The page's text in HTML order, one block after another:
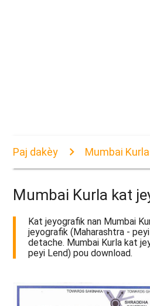
Paj dakèy Mumbai
Mumbai Kurla kat
Kat jeyografik nan Mumbai
jeyografik (Maharashtra -
detache. Mumbai Kurla kat
peyi Lend) pou download.